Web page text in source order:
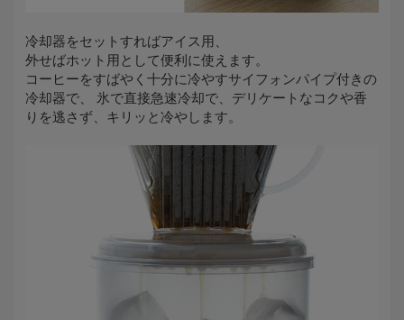
冷却器をセットすればアイス用、
外せばホット用として便利に使えます。
コーヒーをすばやく十分に冷やすサイフォンパイプ付きの
冷却器で、 氷で直接急速冷却で、デリケートなコクや香
りを逃さず、キリッと冷やします。